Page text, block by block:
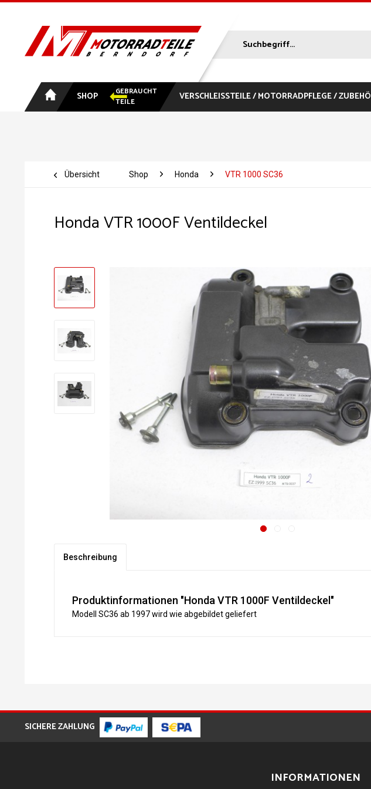
SHOP
GEBRAUCHT
TEILE
VERSCHLEISSTEILE / MOTORRADPFLEGE / ZUBEHÖR
Übersicht Shop Honda VTR 1000 SC36
Honda VTR 1000F Ventildeckel
Beschreibung
Produktinformationen "Honda VTR 1000F Ventildeckel"
Modell SC36 ab 1997 wird wie abgebildet geliefert
SICHERE ZAHLUNG
INFORMATIONEN